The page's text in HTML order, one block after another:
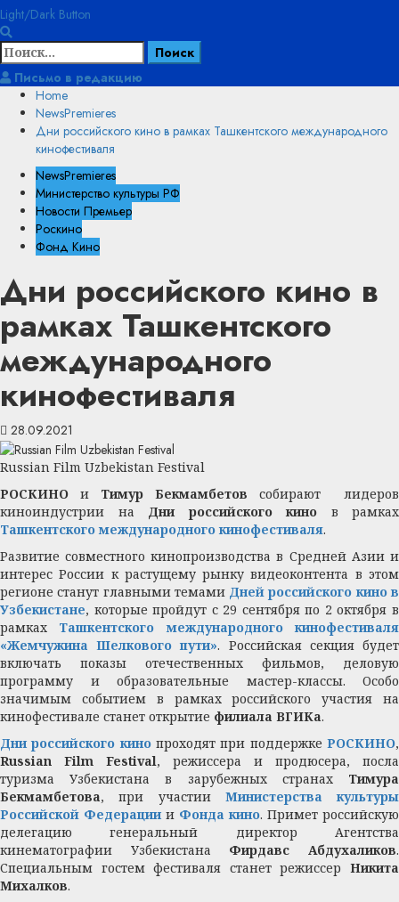
Light/Dark Button
Найти:
Письмо в редакцию
Home
NewsPremieres
Дни российского кино в рамках Ташкентского международного
кинофестиваля
NewsPremieres
Министерство культуры РФ
Новости Премьер
Роскино
Фонд Кино
Дни российского кино в
рамках Ташкентского
международного
кинофестиваля
28.09.2021
Russian Film Uzbekistan Festival
РОСКИНО и Тимур Бекмамбетов собирают лидеров
киноиндустрии на
Дни российского кино в рамках
Ташкентского международного кинофестиваля.
Развитие совместного кинопроизводства в Средней Азии и
интерес России к растущему рынку видеоконтента в этом
регионе станут главными темами Дней российского кино в
Узбекистане, которые пройдут с 29 сентября по 2 октября в
рамках Ташкентского международного кинофестиваля
«Жемчужина Шелкового пути». Российская секция будет
включать показы отечественных фильмов, деловую
программу и образовательные мастер-классы. Особо
значимым событием в рамках российского участия на
кинофестивале станет открытие филиала ВГИКа.
Дни российского кинопроходят при поддержкеРОСКИНО,
Russian Film Festival, режиссера и продюсера, посла
туризма Узбекистана в зарубежных странах Тимура
Бекмамбетова, при участии Министерства культуры
Российской Федерациии Фонда кино. Примет российскую
делегацию генеральный директор Агентства
кинематографии Узбекистана Фирдавс Абдухаликов.
Специальным гостем фестиваля станет режиссер Никита
Михалков.